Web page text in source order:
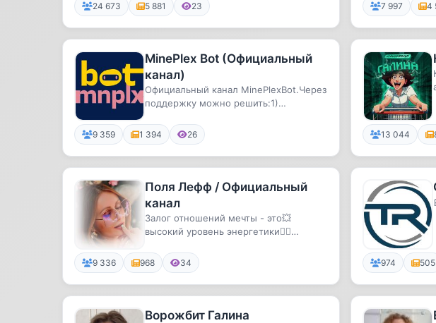
24 673 5 881 23 7 997 4
MinePlex Bot (Официальный
канал)
Официальный канал MinePlexBot.Через
поддержку можно решить:1)
9 359 1 394 26 13 044
Поля Лефф / Официальный
канал
Залог отношений мечты - это💥
высокий уровень энергетики🧘‍♀️
✅знание...
9 336 968 34 974 505
Ворожбит Галина